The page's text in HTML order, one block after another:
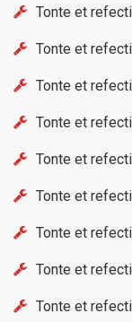
Tonte et
Tonte et
Tonte et
Tonte et
Tonte et
Tonte et
Tonte et
Tonte et
Tonte et